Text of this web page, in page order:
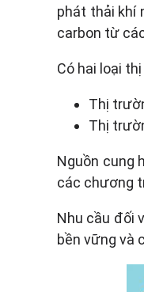
phát thải khí
carbon từ
Có hai loại
Thị
Thị
Nguồn cung
các chương
Nhu cầu đối
bền vững và